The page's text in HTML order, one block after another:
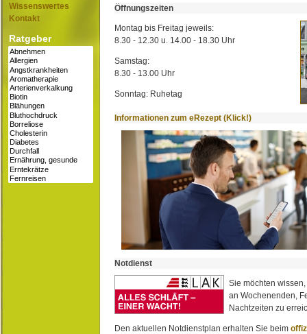
Wissenswertes
Kontakt
Ratgeber
Öffnungszeiten
Montag bis Freitag jeweils:
8.30 - 12.30 u. 14.00 - 18.30 Uhr
Samstag:
8.30 - 13.00 Uhr
Sonntag: Ruhetag
Informationen zum eRezept (Klick!)
Notdienst
Sie möchten
an Wochenenden,
Nachtzeiten zu
Den aktuellen Notdienstplan erhalten Sie beim